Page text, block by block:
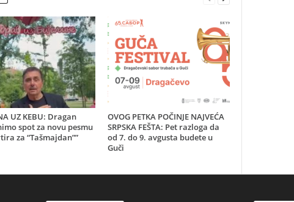
UZ KEBU: Dragan
spot za novu pesmu
za “Tašmajdan””
OVOG PETKA POČINJE NAJVEĆA
SRPSKA FEŠTA: Pet razloga da
od 7. do 9. avgusta budete u
Guči